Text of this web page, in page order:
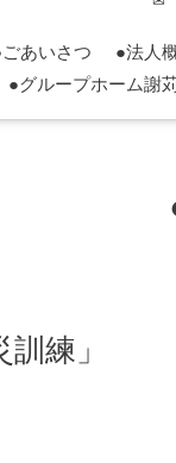
ごあいさつ ●法人
●グループホーム謝
練」